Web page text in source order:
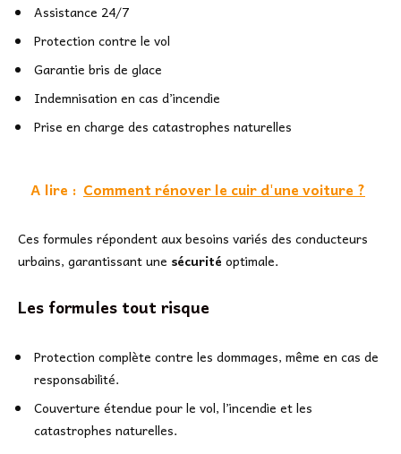
Assistance 24/7
Protection contre le vol
Garantie bris de glace
Indemnisation en cas d’incendie
Prise en charge des catastrophes naturelles
A lire : Comment rénover le cuir d'une voiture ?
Ces formules répondent aux besoins variés des conducteurs
urbains, garantissant une sécurité optimale.
Les formules tout risque
Protection complète contre les dommages, même en cas de
responsabilité.
Couverture étendue pour le vol, l’incendie et les
catastrophes naturelles.